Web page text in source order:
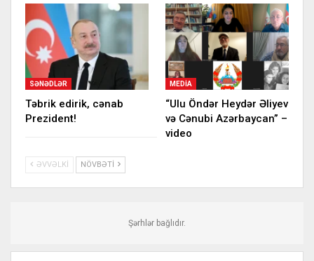
SƏNƏDLƏR
Təbrik edirik, cənab
Prezident!
MEDIA
“Ulu Öndər Heydər Əliyev
və Cənubi Azərbaycan” –
video
ƏVVƏLKI NÖVBƏTI
Şərhlər bağlıdır.